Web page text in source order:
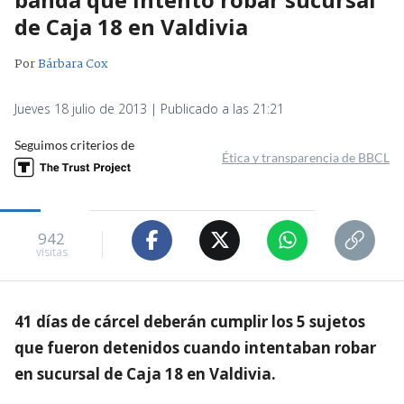
de Caja 18 en Valdivia
PorBárbara Cox
Jueves 18 julio de 2013 | Publicado a las 21:21
Seguimos criterios de
Ética y transparencia de BBCL
942
visitas
41 días de cárcel deberán cumplir los 5 sujetos
que fueron detenidos cuando intentaban robar
en sucursal de Caja 18 en Valdivia.